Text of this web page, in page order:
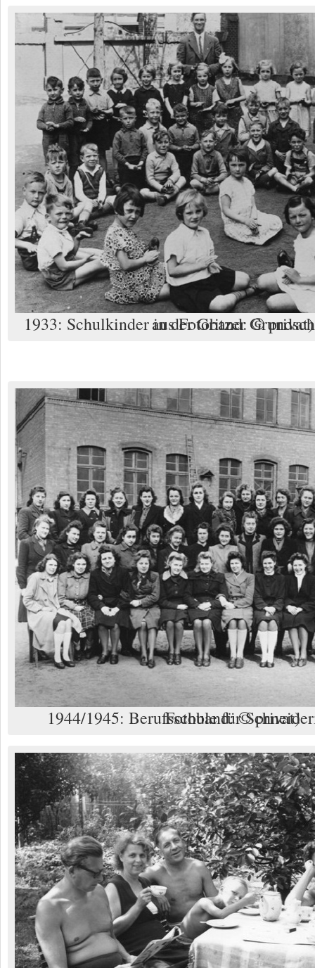
1933: Schulkinder in der Gritzer Grundschule in Berlin (Foto aus Fotoband: © privat)
1944/1945: Berufsschule für Schneiderinnen (Foto aus Fotoband: © privat)